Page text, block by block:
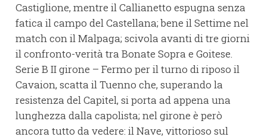
Castiglione, mentre il Callianetto espugna senza
fatica il campo del Castellana; bene il Settime nel
match con il Malpaga; scivola avanti di tre giorni
il confronto-verità tra Bonate Sopra e Goitese.
Serie B II girone – Fermo per il turno di riposo il
Cavaion, scatta il Tuenno che, superando la
resistenza del Capitel, si porta ad appena una
lunghezza dalla capolista; nel girone è però
ancora tutto da vedere: il Nave, vittorioso sul